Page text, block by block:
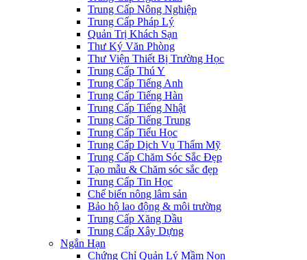
Trung Cấp Nông Nghiệp
Trung Cấp Pháp Lý
Quản Trị Khách Sạn
Thư Ký Văn Phòng
Thư Viện Thiết Bị Trường Học
Trung Cấp Thú Y
Trung Cấp Tiếng Anh
Trung Cấp Tiếng Hàn
Trung Cấp Tiếng Nhật
Trung Cấp Tiếng Trung
Trung Cấp Tiểu Học
Trung Cấp Dịch Vụ Thẩm Mỹ
Trung Cấp Chăm Sóc Sắc Đẹp
Tạo mẫu & Chăm sóc sắc đẹp
Trung Cấp Tin Học
Chế biến nông lâm sản
Bảo hộ lao động & môi trường
Trung Cấp Xăng Dầu
Trung Cấp Xây Dựng
Ngắn Hạn
Chứng Chỉ Quản Lý Mầm Non